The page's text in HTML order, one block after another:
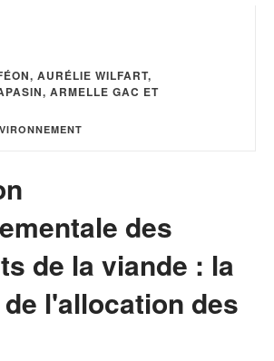
AURÉLIE WILFART,
ARMELLE GAC ET
des
de la viande : la
l'allocation des